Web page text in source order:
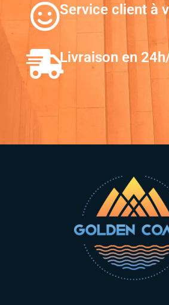
Service client à
Livraison en